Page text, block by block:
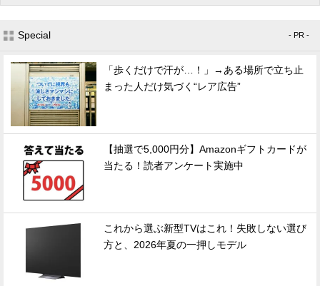
Special - PR -
「歩くだけで汗が…！」→ある場所で立ち止
まった人だけ気づく“レア広告”
【抽選で5,000円分】Amazonギフトカードが
当たる！読者アンケート実施中
これから選ぶ新型TVはこれ！失敗しない選び
方と、2026年夏の一押しモデル